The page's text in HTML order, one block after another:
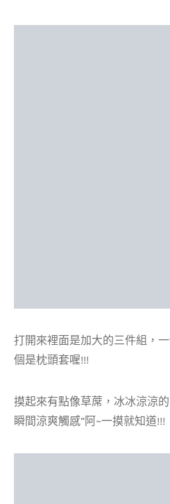
打開來裡面是加大的三件組，
個是枕頭套喔!!!
摸起來有點像草蓆，冰冰涼涼
瞬間涼爽觸感”阿~一摸就知道!!!